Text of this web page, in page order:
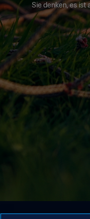
Sie denken, es ist